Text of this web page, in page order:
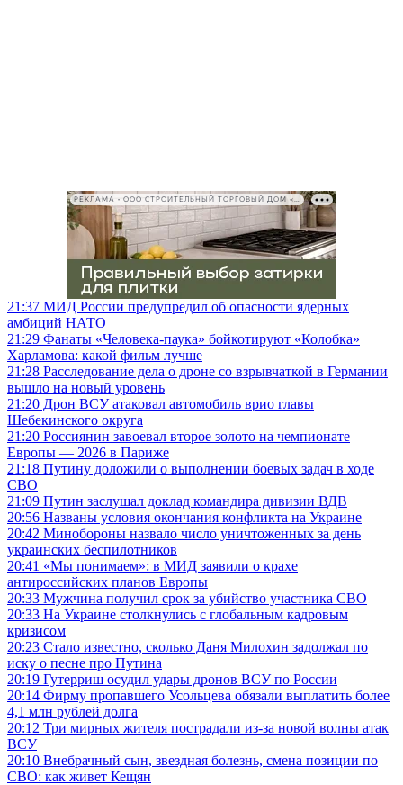
РЕКЛАМА • ООО СТРОИТЕЛЬНЫЙ ТОРГОВЫЙ ДОМ «ПЕТРОВИЧ», ИНН 7802348846
21:37 МИД России предупредил об опасности ядерных
амбиций НАТО
21:29 Фанаты «Человека-паука» бойкотируют «Колобка»
Харламова: какой фильм лучше
21:28 Расследование дела о дроне со взрывчаткой в Германии
вышло на новый уровень
21:20 Дрон ВСУ атаковал автомобиль врио главы
Шебекинского округа
21:20 Россиянин завоевал второе золото на чемпионате
Европы — 2026 в Париже
21:18 Путину доложили о выполнении боевых задач в ходе
СВО
21:09 Путин заслушал доклад командира дивизии ВДВ
20:56 Названы условия окончания конфликта на Украине
20:42 Минобороны назвало число уничтоженных за день
украинских беспилотников
20:41 «Мы понимаем»: в МИД заявили о крахе
антироссийских планов Европы
20:33 Мужчина получил срок за убийство участника СВО
20:33 На Украине столкнулись с глобальным кадровым
кризисом
20:23 Стало известно, сколько Даня Милохин задолжал по
иску о песне про Путина
20:19 Гутерриш осудил удары дронов ВСУ по России
20:14 Фирму пропавшего Усольцева обязали выплатить более
4,1 млн рублей долга
20:12 Три мирных жителя пострадали из-за новой волны атак
ВСУ
20:10 Внебрачный сын, звездная болезнь, смена позиции по
СВО: как живет Кещян